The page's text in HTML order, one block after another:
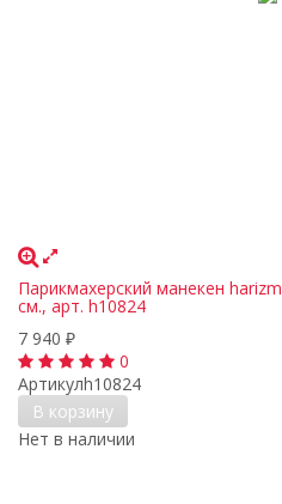
Парикмахерский манекен
см., арт. h10824
7 940 ₽
0
Артикулh10824
В корзину
Нет в наличии